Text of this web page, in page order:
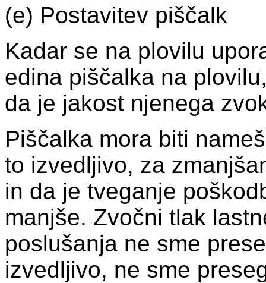
(e) Postavitev piščalk
Kadar se na plovilu
edina piščalka na
da je jakost njenega
Piščalka mora biti
to izvedljivo, za
in da je tveganje
manjše. Zvočni tlak
poslušanja ne sme
izvedljivo, ne sme